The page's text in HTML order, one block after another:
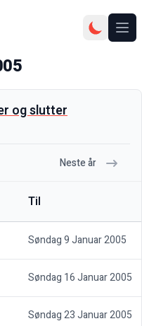
og slutter
Neste år
Til
Søndag 9 Januar 2005
Søndag 16 Januar 2005
Søndag 23 Januar 2005